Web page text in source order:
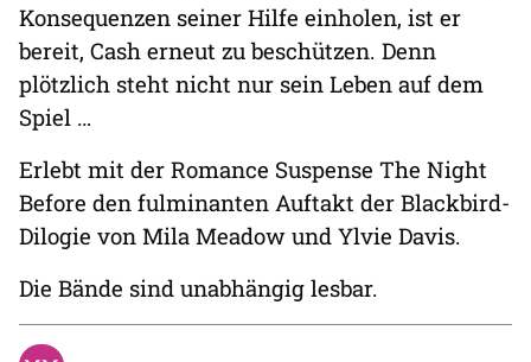
Konsequenzen seiner Hilfe einholen, ist er
bereit, Cash erneut zu beschützen. Denn
plötzlich steht nicht nur sein Leben auf dem
Spiel …
Erlebt mit der Romance Suspense The Night
Before den fulminanten Auftakt der Blackbird-
Dilogie von Mila Meadow und Ylvie Davis.
Die Bände sind unabhängig lesbar.